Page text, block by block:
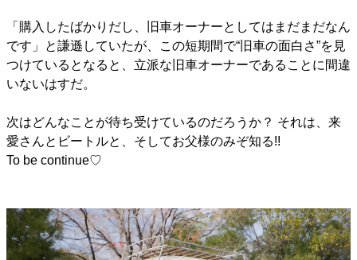
「購入したばかりだし、旧車オーナーとしてはまだまだなん
です」と謙遜していたが、この短期間で“旧車の面白さ”を見
つけているとなると、立派な旧車オーナーであることに間違
いないはすだ。
次はどんなことが待ち受けているのだろうか？ それは、来
愛さんとビートルと、そしてお父様のみぞ知る!!
To be continue♡